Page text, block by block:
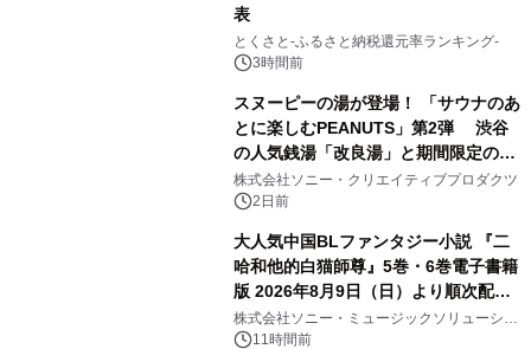
表
とくさと-ふるさと納税還元率ランキング-
3時間前
スヌーピーの湯が登場！ 「サウナのあ
とに楽しむPEANUTS」第2弾 渋谷
の人気銭湯「改良湯」と期間限定のコ
ラボレーション サウナイキタイコラ
ボグッズも発売決定！
株式会社ソニー・クリエイティブプロダクツ
2日前
大人気中国BLファンタジー小説 『二
哈和他的白猫師尊』5巻・6巻電子書籍
版 2026年8月9日（日）より順次配信
開始
株式会社ソニー・ミュージックソリューショ
ンズ11時間前